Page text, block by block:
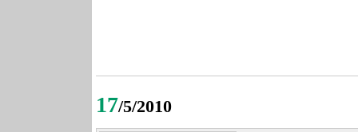
17/5/2010